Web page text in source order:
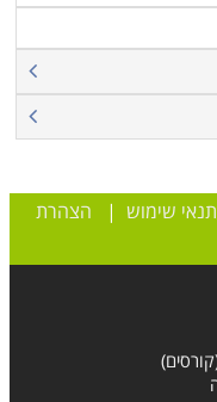
תנאי שימוש | הצהרת